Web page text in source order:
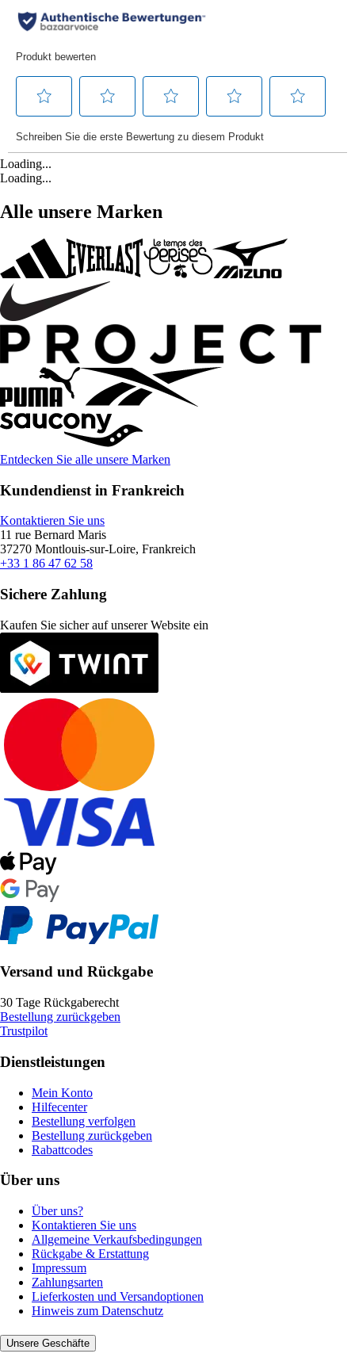
Loading...
Loading...
Alle unsere Marken
Entdecken Sie alle unsere Marken
Kundendienst in Frankreich
Kontaktieren Sie uns
11 rue Bernard Maris
37270 Montlouis-sur-Loire, Frankreich
+33 1 86 47 62 58
Sichere Zahlung
Kaufen Sie sicher auf unserer Website ein
Versand und Rückgabe
30 Tage Rückgaberecht
Bestellung zurückgeben
Trustpilot
Dienstleistungen
Mein Konto
Hilfecenter
Bestellung verfolgen
Bestellung zurückgeben
Rabattcodes
Über uns
Über uns?
Kontaktieren Sie uns
Allgemeine Verkaufsbedingungen
Rückgabe & Erstattung
Impressum
Zahlungsarten
Lieferkosten und Versandoptionen
Hinweis zum Datenschutz
Unsere Geschäfte